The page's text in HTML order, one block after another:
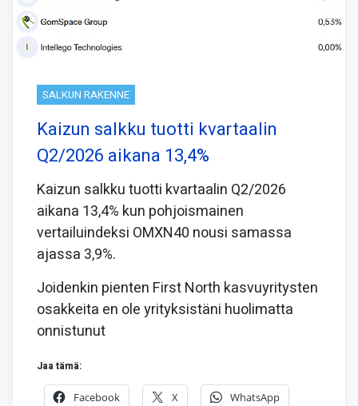
SALKUN RAKENNE
Kaizun salkku tuotti kvartaalin
Q2/2026 aikana 13,4%
Kaizun salkku tuotti kvartaalin Q2/2026
aikana 13,4% kun pohjoismainen
vertailuindeksi OMXN40 nousi samassa
ajassa 3,9%.
Joidenkin pienten First North kasvuyritysten
osakkeita en ole yrityksistäni huolimatta
onnistunut
Jaa tämä:
Facebook X WhatsApp